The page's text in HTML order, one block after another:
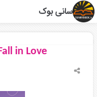
سانی بوک
in Love